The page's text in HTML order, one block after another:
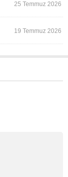
25 Temmuz 2026
19 Temmuz 2026